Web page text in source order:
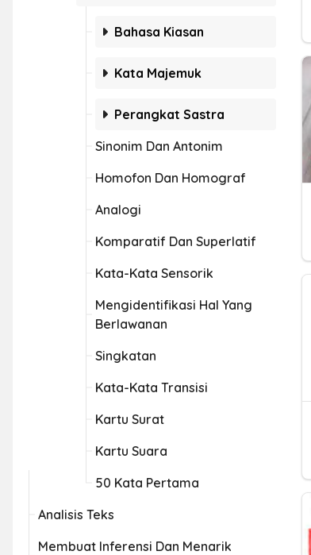
Bahasa Kiasan
Kata Majemuk
Perangkat Sastra
Sinonim Dan Antonim
Homofon Dan Homograf
Analogi
Komparatif Dan Superlatif
Kata-Kata Sensorik
Mengidentifikasi Hal Yang
Berlawanan
Singkatan
Kata-Kata Transisi
Kartu Surat
Kartu Suara
50 Kata Pertama
Analisis Teks
Membuat Inferensi Dan Menarik